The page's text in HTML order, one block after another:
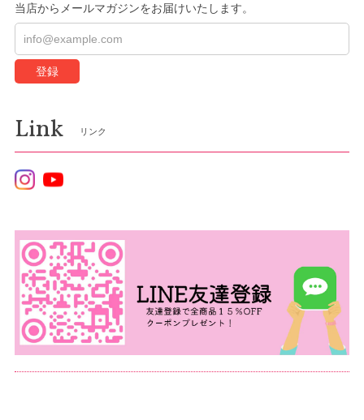
当店からメールマガジンをお届けいたします。
登録
Link リンク